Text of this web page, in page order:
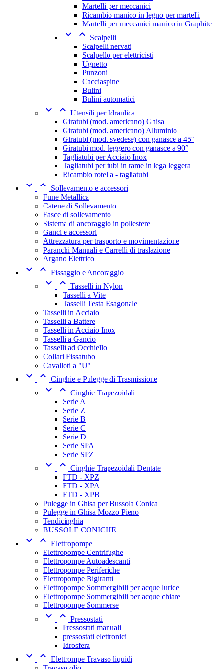
Martelli per meccanici
Ricambio manico in legno per martelli
Martelli per meccanici manico in Graphite
 
Scalpelli
Scalpelli nervati
Scalpello per elettricisti
Ugnetto
Punzoni
Cacciaspine
Bulini
Bulini automatici
  Utensili per Idraulica
Giratubi (mod. americano) Ghisa
Giratubi (mod. americano) Alluminio
Giratubi (mod. svedese) con ganasce a 45°
Giratubi mod. leggero con ganasce a 90°
Tagliatubi per Acciaio Inox
Tagliatubi per tubi in rame in lega leggera
Ricambio rotella - tagliatubi
 
Sollevamento e accessori
Fune Metallica
Catene di Sollevamento
Fasce di sollevamento
Sistema di ancoraggio in poliestere
Ganci e accessori
Attrezzatura per trasporto e movimentazione
Paranchi Manuali e Carrelli di traslazione
Argano Elettrico
  Fissaggio e Ancoraggio
  Tasselli in Nylon
Tasselli a Vite
Tasselli Testa Esagonale
Tasselli in Acciaio
Tasselli a Battere
Tasselli in Acciaio Inox
Tasselli a Gancio
Tasselli ad Occhiello
Collari Fissatubo
Cavalloti a "U"
  Cinghie e Pulegge di Trasmissione
  Cinghie Trapezoidali
Serie A
Serie Z
Serie B
Serie C
Serie D
Serie SPA
Serie SPZ
  Cinghie Trapezoidali Dentate
FTD - XPZ
FTD - XPA
FTD - XPB
Pulegge in Ghisa per Bussola Conica
Pulegge in Ghisa Mozzo Pieno
Tendicinghia
BUSSOLE CONICHE
  Elettropompe
Elettropompe Centrifughe
Elettropompe Autoadescanti
Elettropompe Periferiche
Elettropompe Bigiranti
Elettropompe Sommergibili per acque luride
Elettropompe Sommergibili per acque chiare
Elettropompe Sommerse
  Pressostati
Pressostati manuali
pressostati elettronici
Idrosfera
  Elettrompe Travaso liquidi